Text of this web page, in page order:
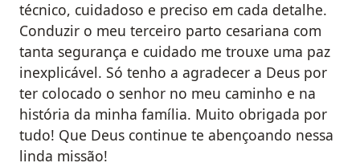
técnico, cuidadoso e preciso em cada detalhe.
Conduzir o meu terceiro parto cesariana com
tanta segurança e cuidado me trouxe uma paz
inexplicável. Só tenho a agradecer a Deus por
ter colocado o senhor no meu caminho e na
história da minha família. Muito obrigada por
tudo! Que Deus continue te abençoando nessa
linda missão!